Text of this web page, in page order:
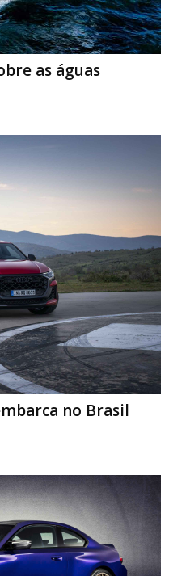
as águas
no Brasil